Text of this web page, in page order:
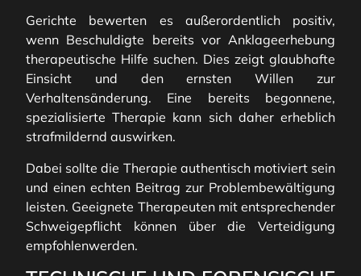
Gerichte bewerten es außerordentlich positiv,
wenn Beschuldigte bereits vor Anklageerhebung
therapeutische Hilfe suchen. Dies zeigt glaubhafte
Einsicht und den ernsten Willen zur
Verhaltensänderung. Eine bereits begonnene,
spezialisierte Therapie kann sich daher erheblich
strafmildernd auswirken.
Dabei sollte die Therapie authentisch motiviert sein
und einen echten Beitrag zur Problembewältigung
leisten. Geeignete Therapeuten mit entsprechender
Schweigepflicht können über die Verteidigung
empfohlenwerden.